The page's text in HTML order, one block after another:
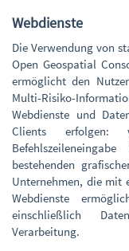
Webdienste
Die Verwendung von
Open Geospatial
ermöglicht den
Multi-Risiko-
Webdienste und
Clients
bestehenden
Unternehmen, die mit
Webdienste
einschließlich
Verarbeitung.